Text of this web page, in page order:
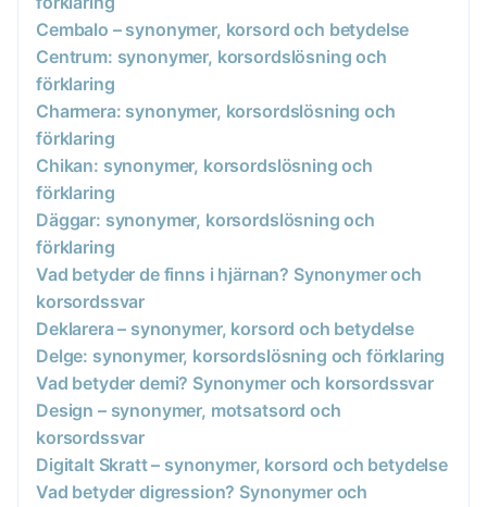
Cembalo – synonymer, korsord och betydelse
Centrum: synonymer, korsordslösning och
förklaring
Charmera: synonymer, korsordslösning och
förklaring
Chikan: synonymer, korsordslösning och
förklaring
Däggar: synonymer, korsordslösning och
förklaring
Vad betyder de finns i hjärnan? Synonymer och
korsordssvar
Deklarera – synonymer, korsord och betydelse
Delge: synonymer, korsordslösning och förklaring
Vad betyder demi? Synonymer och korsordssvar
Design – synonymer, motsatsord och
korsordssvar
Digitalt Skratt – synonymer, korsord och betydelse
Vad betyder digression? Synonymer och